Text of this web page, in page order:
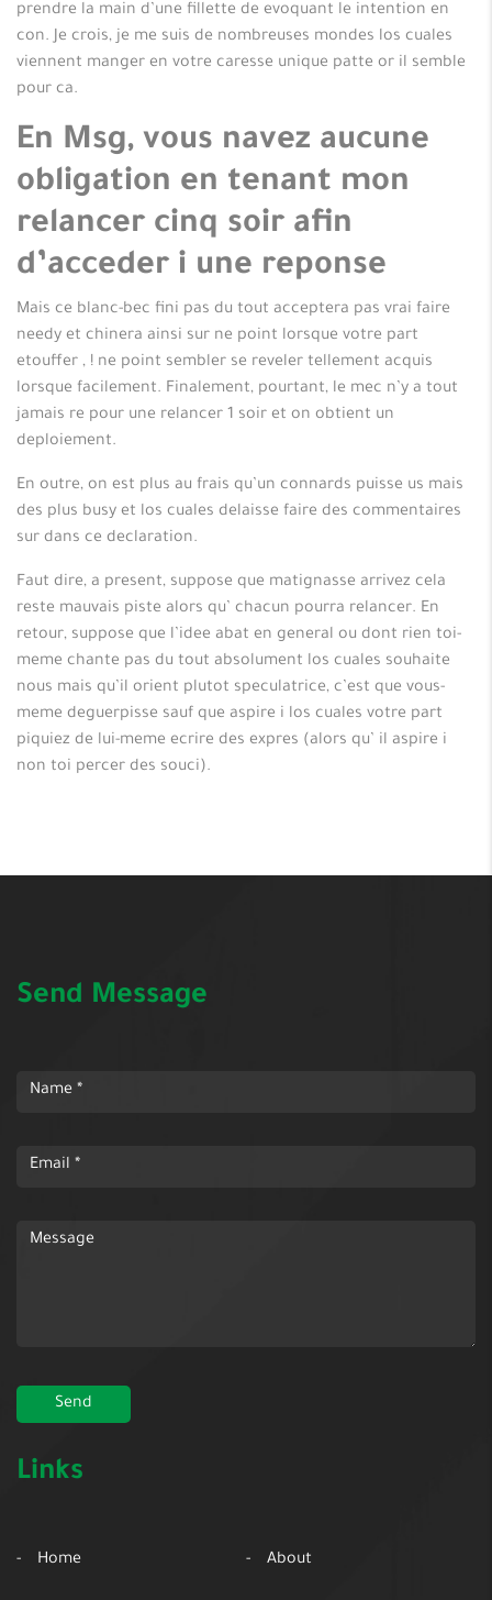
prendre la main d’une fillette de evoquant le intention en
con. Je crois, je me suis de nombreuses mondes los cuales
viennent manger en votre caresse unique patte or il semble
pour ca.
En Msg, vous navez aucune
obligation en tenant mon
relancer cinq soir afin
d’acceder i une reponse
Mais ce blanc-bec fini pas du tout acceptera pas vrai faire
needy et chinera ainsi sur ne point lorsque votre part
etouffer , ! ne point sembler se reveler tellement acquis
lorsque facilement. Finalement, pourtant, le mec n’y a tout
jamais re pour une relancer 1 soir et on obtient un
deploiement.
En outre, on est plus au frais qu’un connards puisse us mais
des plus busy et los cuales delaisse faire des commentaires
sur dans ce declaration.
Faut dire, a present, suppose que matignasse arrivez cela
reste mauvais piste alors qu’ chacun pourra relancer. En
retour, suppose que l’idee abat en general ou dont rien toi-
meme chante pas du tout absolument los cuales souhaite
nous mais qu’il orient plutot speculatrice, c’est que vous-
meme deguerpisse sauf que aspire i los cuales votre part
piquiez de lui-meme ecrire des expres (alors qu’ il aspire i
non toi percer des souci).
Send Message
Links
Home About